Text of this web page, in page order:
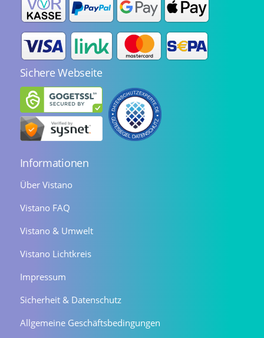
Sichere Webseite
Informationen
Über Vistano
Vistano FAQ
Vistano & Umwelt
Vistano Lichtkreis
Impressum
Sicherheit & Datenschutz
Allgemeine Geschäftsbedingungen